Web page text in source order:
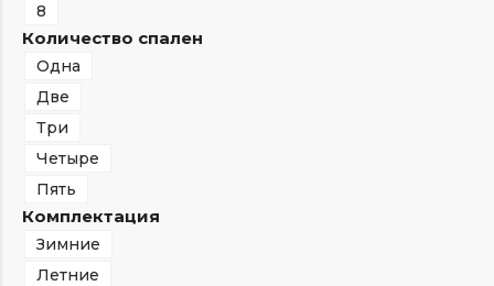
8
Количество спален
Одна
Две
Три
Четыре
Пять
Комплектация
Зимние
Летние